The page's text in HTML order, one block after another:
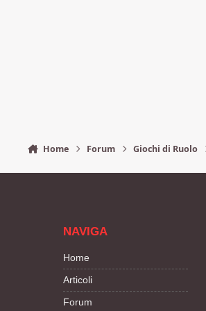
Home Forum Giochi di Ruolo
NAVIGA
Home
Articoli
Forum